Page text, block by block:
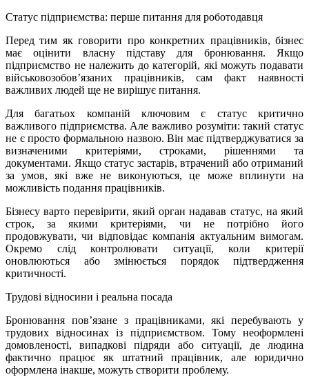
Статус підприємства: перше питання для роботодавця
Перед тим як говорити про конкретних працівників, бізнес
має оцінити власну підставу для бронювання. Якщо
підприємство не належить до категорій, які можуть подавати
військовозобов’язаних працівників, сам факт наявності
важливих людей ще не вирішує питання.
Для багатьох компаній ключовим є статус критично
важливого підприємства. Але важливо розуміти: такий статус
не є просто формальною назвою. Він має підтверджуватися за
визначеними критеріями, строками, рішеннями та
документами. Якщо статус застарів, втрачений або отриманий
за умов, які вже не виконуються, це може вплинути на
можливість подання працівників.
Бізнесу варто перевірити, який орган надавав статус, на який
строк, за якими критеріями, чи не потрібно його
продовжувати, чи відповідає компанія актуальним вимогам.
Окремо слід контролювати ситуації, коли критерії
оновлюються або змінюється порядок підтвердження
критичності.
Трудові відносини і реальна посада
Бронювання пов’язане з працівниками, які перебувають у
трудових відносинах із підприємством. Тому неоформлені
домовленості, випадкові підряди або ситуації, де людина
фактично працює як штатний працівник, але юридично
оформлена інакше, можуть створити проблему.